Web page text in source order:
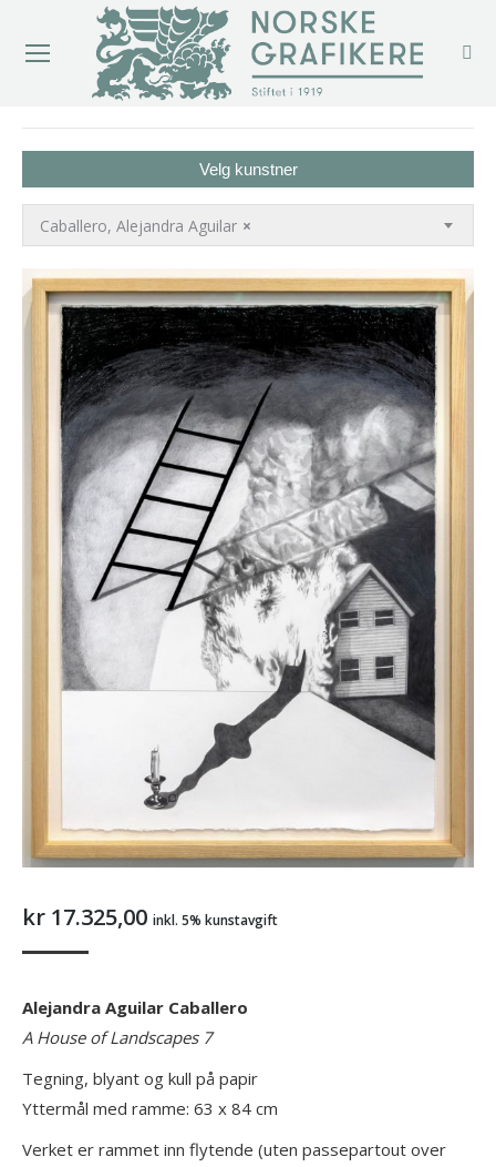
Velg kunstner
×
Caballero, Alejandra Aguilar
kr 17.325,00 inkl. 5% kunstavgift
Alejandra Aguilar Caballero
A House of Landscapes 7
Tegning, blyant og kull på papir
Yttermål med ramme: 63 x 84 cm
Verket er rammet inn flytende (uten passepartout over